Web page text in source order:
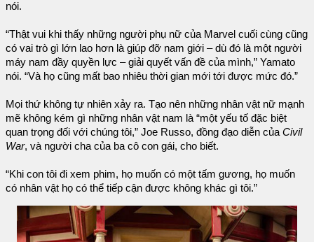
nói.
“Thật vui khi thấy những người phụ nữ của Marvel cuối cùng cũng
có vai trò gì lớn lao hơn là giúp đỡ nam giới – dù đó là một người
máy nam đầy quyền lực – giải quyết vấn đề của mình,” Yamato
nói. “Và họ cũng mất bao nhiêu thời gian mới tới được mức đó.”
Mọi thứ không tự nhiên xảy ra. Tạo nên những nhân vật nữ mạnh
mẽ không kém gì những nhân vật nam là “một yếu tố đặc biệt
quan trọng đối với chúng tôi,” Joe Russo, đồng đạo diễn củaCivil
War, và người cha của ba cô con gái, cho biết.
“Khi con tôi đi xem phim, họ muốn có một tấm gương, họ muốn
có nhân vật họ có thể tiếp cận được không khác gì tôi.”